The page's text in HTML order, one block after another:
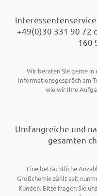
Footer
+49(0)30 331 90 72
160
Wir beraten Sie gerne
Informationsgespräch am
wie wir Ihre
Umfangreiche und
gesamten
Eine beträchtliche
Großchemie zählt seit
Kunden. Bitte fragen Sie